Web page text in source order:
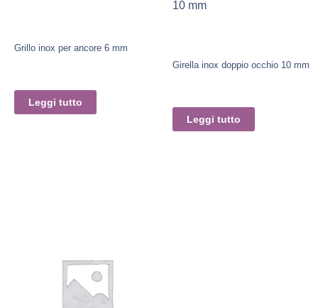
Grillo inox per ancore 6 mm
Leggi tutto
10 mm
Girella inox doppio occhio 10 mm
Leggi tutto